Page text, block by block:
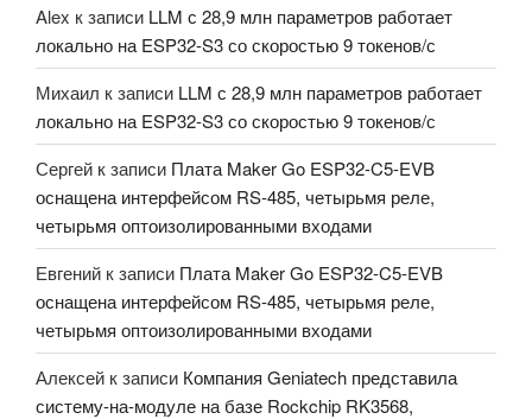
Alex к записи LLM с 28,9 млн параметров работает
локально на ESP32-S3 со скоростью 9 токенов/с
Михаил к записи LLM с 28,9 млн параметров работает
локально на ESP32-S3 со скоростью 9 токенов/с
Сергей к записи Плата Maker Go ESP32-C5-EVB
оснащена интерфейсом RS-485, четырьмя реле,
четырьмя оптоизолированными входами
Евгений к записи Плата Maker Go ESP32-C5-EVB
оснащена интерфейсом RS-485, четырьмя реле,
четырьмя оптоизолированными входами
Алексей к записи Компания Geniatech представила
систему-на-модуле на базе Rockchip RK3568,